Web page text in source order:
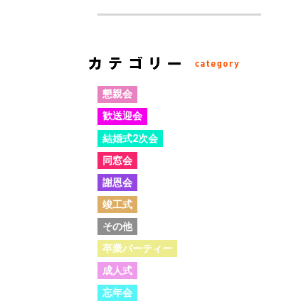
懇親会
歓送迎会
結婚式2次会
同窓会
謝恩会
竣工式
その他
卒業パーティー
成人式
忘年会